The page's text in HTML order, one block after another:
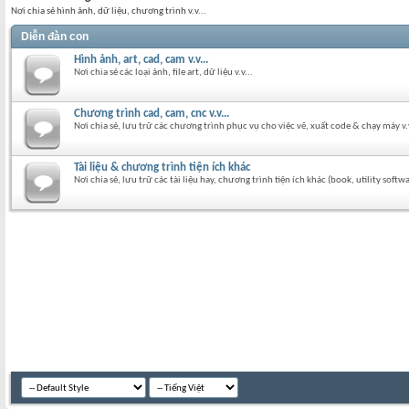
Nơi chia sẻ hình ảnh, dữ liệu, chương trình v.v...
Diễn đàn con
Hình ảnh, art, cad, cam v.v...
Nơi chia sẻ các loại ảnh, file art, dữ liệu v.v...
Chương trình cad, cam, cnc v.v...
Nơi chia sẻ, lưu trữ các chương trình phục vụ cho việc vẽ, xuất code & chạy máy
Tài liệu & chương trình tiện ích khác
Nơi chia sẻ, lưu trữ các tài liệu hay, chương trình tiện ích khác (book, utility